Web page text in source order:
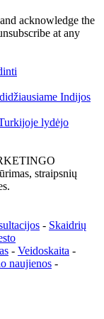
and acknowledge the
at any
Indijos
lydėjo
straipsnių
- Skaidrių
- Veidoskaita -
naujienos -